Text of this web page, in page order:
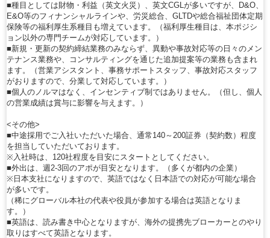
■種目としては財物・利益（英文火災）、英文CGLが多いですが、D&O、
E&O等のフィナンシャルラインや、労災総合、GLTDや総合福祉団体定期
保険等の福利厚生系種目も増えています。（福利厚生種目は、本ポジシ
ョン以外の専門チームが対応しています。）
■新規・更新の契約締結業務のみならず、異動や事故対応等の日々のメン
テナンス業務や、コンサルティングを通じた追加提案等の業務も含まれ
ます。（営業アシスタント、事務サポートスタッフ、事故対応スタッフ
がおりますので、分業して対応しています。）
■個人のノルマはなく、インセンティブ制ではありません。（但し、個人
の営業成績は賞与に影響を与えます。）
<その他>
■中途採用でご入社いただいた場合、通常140～200証券（契約数）程度
を担当していただいております。
※入社時は、120社程度を目安にスタートとしてください。
■外出は、週2-3回のアポが目安となります。（多くが都内の企業）
※日本支社になりますので、英語ではなく日本語での対応が可能な場合
が多いです。
（稀にグローバル本社の代表や役員が参加する場合は英語となりま
す。）
■英語は、読み書き中心となりますが、海外の提携先ブローカーとのやり
取りはすべて英語となります。